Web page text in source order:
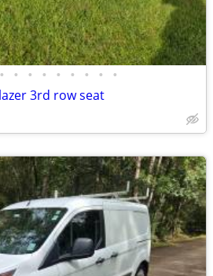
• • • • • • • • •
3rd row seat